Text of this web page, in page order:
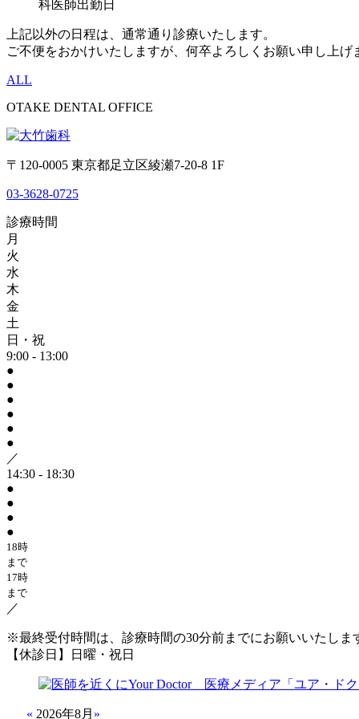
科医師出勤日
上記以外の日程は、通常通り診療いたします。
ご不便をおかけいたしますが、何卒よろしくお願い申し上げ
ALL
OTAKE DENTAL OFFICE
〒120-0005 東京都足立区綾瀬7-20-8 1F
03-3628-0725
診療時間
月
火
水
木
金
土
日・祝
9:00 - 13:00
●
●
●
●
●
●
／
14:30 - 18:30
●
●
●
●
18時
まで
17時
まで
／
※最終受付時間は、診療時間の30分前までにお願いいたしま
【休診日】日曜・祝日
« 2026年8月 »